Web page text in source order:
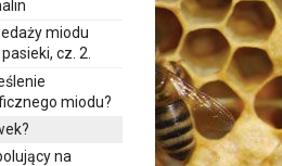
miodu
cz. 2.
miodu?
na